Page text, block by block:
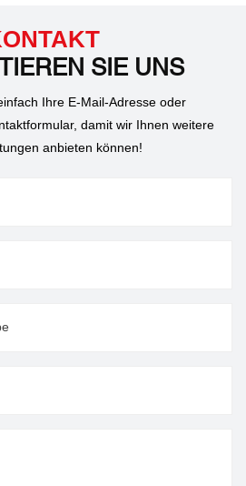
SIE UNS
Ihre E-Mail-Adresse oder
damit wir Ihnen weitere
anbieten können!